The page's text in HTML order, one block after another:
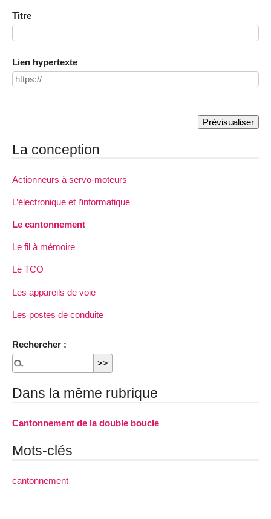
Titre
Lien hypertexte
La conception
Actionneurs à servo-moteurs
L’électronique et l’informatique
Le cantonnement
Le fil à mémoire
Le TCO
Les appareils de voie
Les postes de conduite
Rechercher :
Dans la même rubrique
Cantonnement de la double boucle
Mots-clés
cantonnement